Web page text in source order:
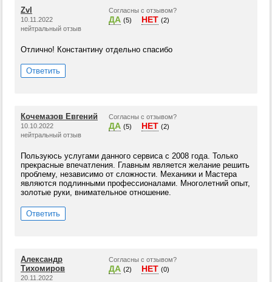
Zvl
10.11.2022
нейтральный отзыв
Согласны с отзывом?
ДА (5) НЕТ (2)
Отлично! Константину отдельно спасибо
Ответить
Кочемазов Евгений
10.10.2022
нейтральный отзыв
Согласны с отзывом?
ДА (5) НЕТ (2)
Пользуюсь услугами данного сервиса с 2008 года. Только
прекрасные впечатления. Главным является желание решить
проблему, независимо от сложности. Механики и Мастера
являются подлинными профессионалами. Многолетний опыт,
золотые руки, внимательное отношение.
Ответить
Александр
Тихомиров
20.11.2022
Согласны с отзывом?
ДА (2) НЕТ (0)